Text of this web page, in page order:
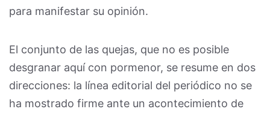
para manifestar su opinión.
El conjunto de las quejas, que no es posible
desgranar aquí con pormenor, se resume en dos
direcciones: la línea editorial del periódico no se
ha mostrado firme ante un acontecimiento de